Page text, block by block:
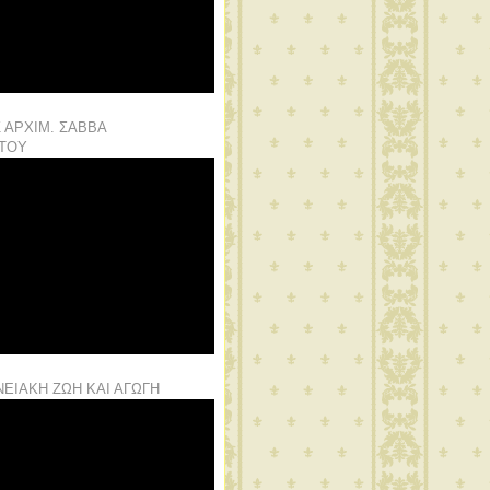
ΑΡΧΙΜ. ΣΑΒΒΑ
ΖΩΗ ΚΑΙ ΑΓΩΓΗ